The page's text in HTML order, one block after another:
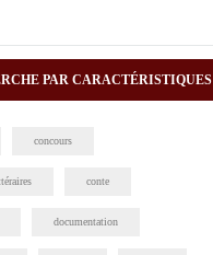
PAR CARACTÉRISTIQUES
concours
conte
documentation